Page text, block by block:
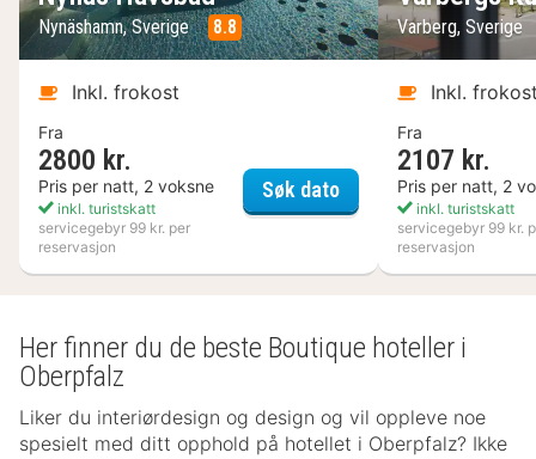
Nynäshamn, Sverige 8.8
Inkl. frokost
Fra
2800 kr.
Pris per natt, 2 voksne
inkl. turistskatt
servicegebyr 99 kr. per
reservasjon
Søk datoNynäs Havsbad
Varberg, Sverige
Inkl.
Fra
2107 kr.
Pris per natt, 2
inkl. turistskatt
servicegebyr 99 kr.
reservasjon
Her finner du de beste Boutique hoteller i
Oberpfalz
Liker du interiørdesign og design og vil oppleve noe
spesielt med ditt opphold på hotellet i Oberpfalz? Ikke